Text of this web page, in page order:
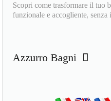
Scopri come trasformare il tuo
funzionale e accogliente,
Azzurro Bagni